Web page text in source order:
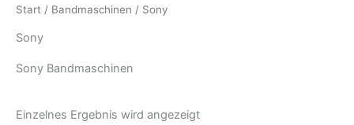
Start / Bandmaschinen / Sony
Sony
Sony Bandmaschinen
Einzelnes Ergebnis wird angezeigt